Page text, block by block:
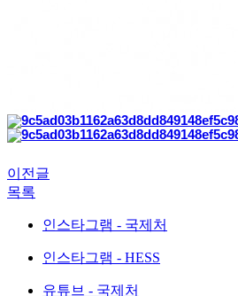
이전글
목록
인스타그램 - 국제처
인스타그램 - HESS
유튜브 - 국제처